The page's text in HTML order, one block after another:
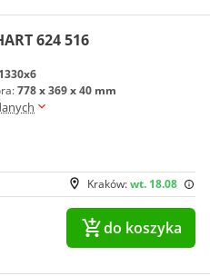
624 516
1330x6
778 x 369 x 40 mm
Kraków:wt. 18.08
do koszyka